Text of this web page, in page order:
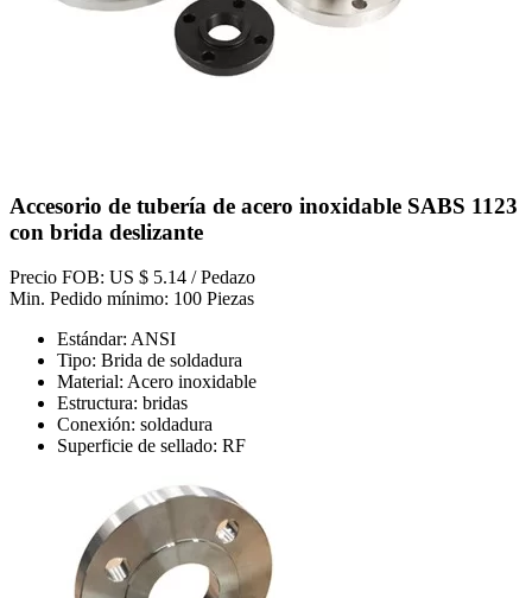
Accesorio de tubería de acero inoxidable SABS 1123
con brida deslizante
Precio FOB: US $ 5.14 / Pedazo
Min. Pedido mínimo: 100 Piezas
Estándar: ANSI
Tipo: Brida de soldadura
Material: Acero inoxidable
Estructura: bridas
Conexión: soldadura
Superficie de sellado: RF